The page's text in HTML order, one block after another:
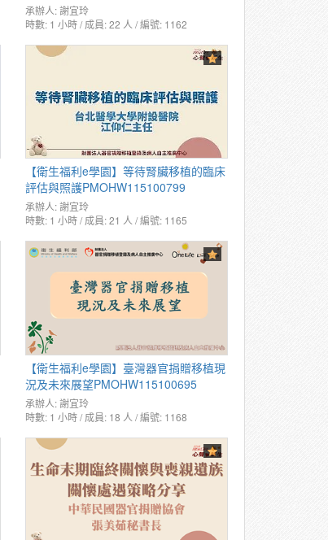
承辦人:謝宜玲
時數: 1 小時 / 成員: 22 人 / 編號: 1162
【衛生福利e學園】等待腎臟移植的臨床
評估與照護PMOHW115100799
承辦人:謝宜玲
時數: 1 小時 / 成員: 21 人 / 編號: 1165
【衛生福利e學園】臺灣器官捐贈移植現
況及未來展望PMOHW115100695
承辦人:謝宜玲
時數: 1 小時 / 成員: 18 人 / 編號: 1168